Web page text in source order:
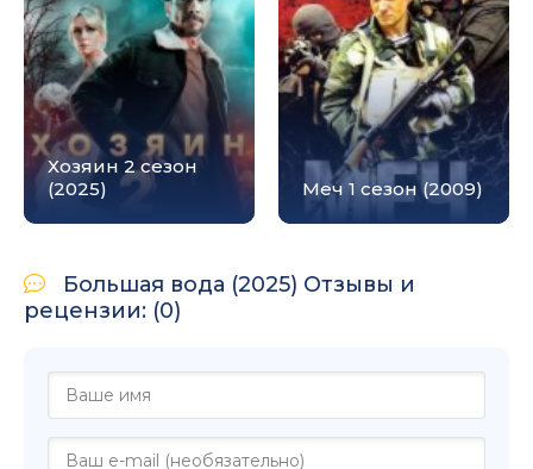
Хозяин 2 сезон
(2025)
Меч 1 сезон (2009)
Большая вода (2025) Отзывы и
рецензии: (0)